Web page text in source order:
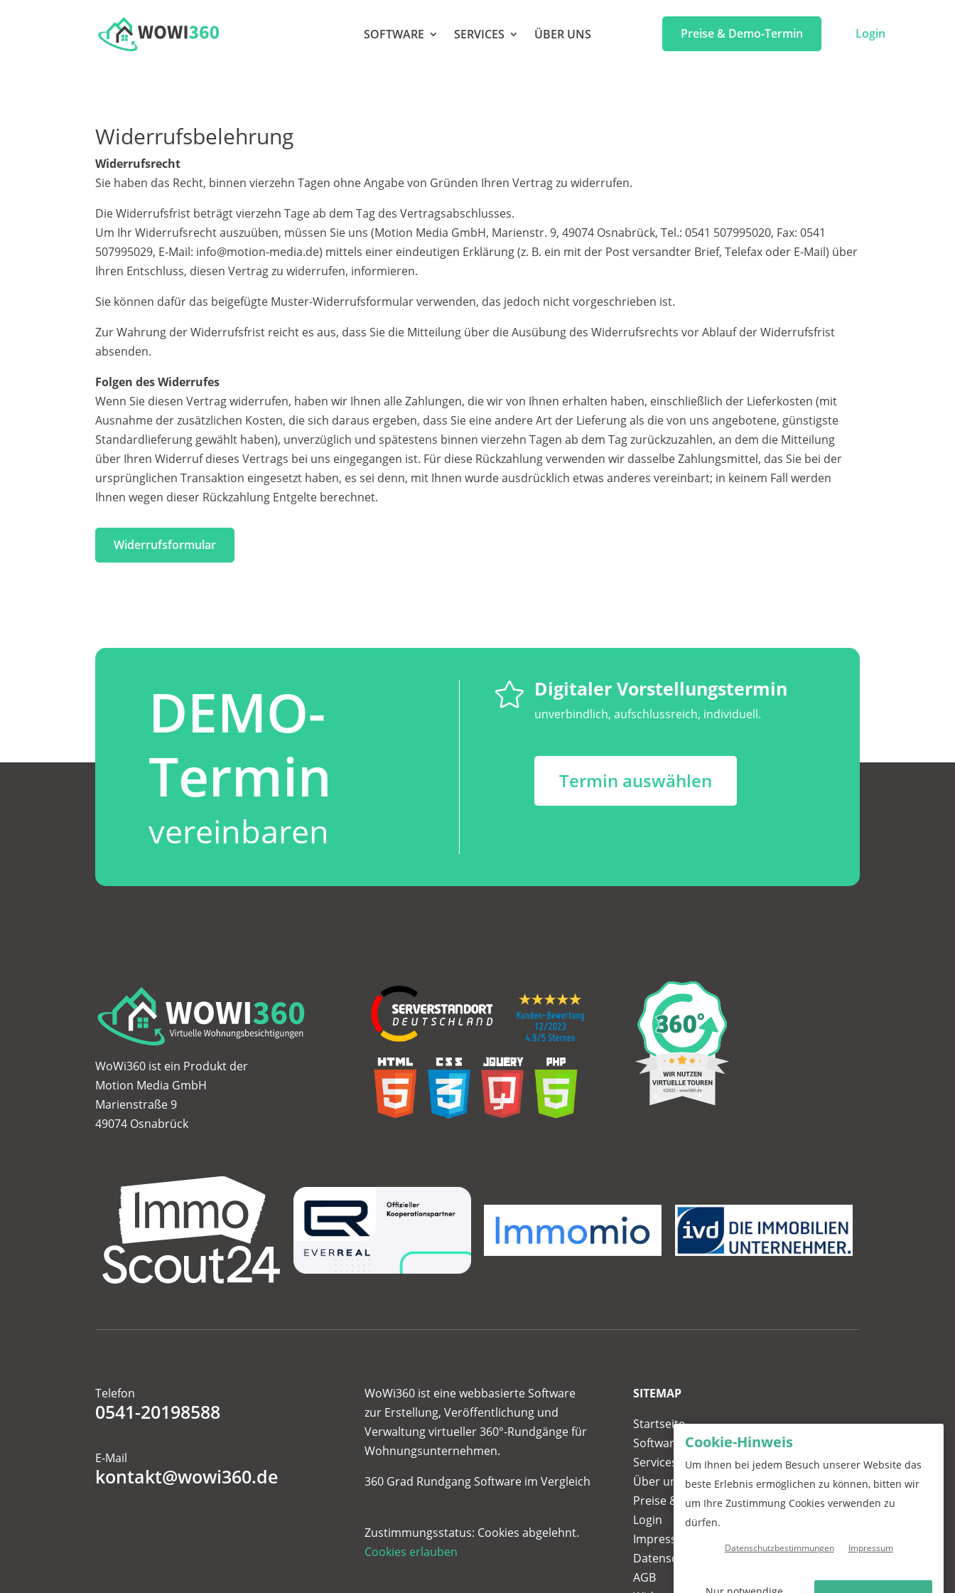
SOFTWARE SERVICES ÜBER UNS Preise & Demo-Termin Login
Widerrufsbelehrung
Widerrufsrecht
Sie haben das Recht, binnen vierzehn Tagen ohne Angabe von Gründen Ihren Vertrag zu widerrufen.
Die Widerrufsfrist beträgt vierzehn Tage ab dem Tag des Vertragsabschlusses.
Um Ihr Widerrufsrecht auszuüben, müssen Sie uns (Motion Media GmbH, Marienstr. 9, 49074 Osnabrück, Tel.: 0541 507995020, Fax: 0541
507995029, E-Mail: info@motion-media.de) mittels einer eindeutigen Erklärung (z. B. ein mit der Post versandter Brief, Telefax oder E-Mail) über
Ihren Entschluss, diesen Vertrag zu widerrufen, informieren.
Sie können dafür das beigefügte Muster-Widerrufsformular verwenden, das jedoch nicht vorgeschrieben ist.
Zur Wahrung der Widerrufsfrist reicht es aus, dass Sie die Mitteilung über die Ausübung des Widerrufsrechts vor Ablauf der Widerrufsfrist
absenden.
Folgen des Widerrufes
Wenn Sie diesen Vertrag widerrufen, haben wir Ihnen alle Zahlungen, die wir von Ihnen erhalten haben, einschließlich der Lieferkosten (mit
Ausnahme der zusätzlichen Kosten, die sich daraus ergeben, dass Sie eine andere Art der Lieferung als die von uns angebotene, günstigste
Standardlieferung gewählt haben), unverzüglich und spätestens binnen vierzehn Tagen ab dem Tag zurückzuzahlen, an dem die Mitteilung
über Ihren Widerruf dieses Vertrags bei uns eingegangen ist. Für diese Rückzahlung verwenden wir dasselbe Zahlungsmittel, das Sie bei der
ursprünglichen Transaktion eingesetzt haben, es sei denn, mit Ihnen wurde ausdrücklich etwas anderes vereinbart; in keinem Fall werden
Ihnen wegen dieser Rückzahlung Entgelte berechnet.
Widerrufsformular
DEMO-
Termin
vereinbaren
 Digitaler Vorstellungstermin
unverbindlich, aufschlussreich, individuell.
Termin auswählen
WoWi360 ist ein Produkt der
Motion Media GmbH
Marienstraße 9
49074 Osnabrück
Telefon
0541-20198588
E-Mail
kontakt@wowi360.de
WoWi360 ist eine webbasierte Software
zur Erstellung, Veröffentlichung und
Verwaltung virtueller 360°-Rundgänge für
Wohnungsunternehmen.
360 Grad Rundgang Software im Vergleich
Zustimmungsstatus: Cookies abgelehnt.
Cookies erlauben
SITEMAP
Startseite
Software
Services
Über uns
Preise & Demo-Termin
Login
Impressum
Datenschutz
AGB
Cookie-Hinweis
Um Ihnen bei jedem Besuch unserer Website das
beste Erlebnis ermöglichen zu können, bitten wir
um Ihre Zustimmung Cookies verwenden zu
dürfen.
Datenschutzbestimmungen Impressum